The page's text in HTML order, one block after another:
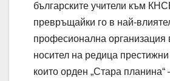
българските учители към
превръщайки го в най-
професионална организация
носител на редица
които орден „Стара планина“